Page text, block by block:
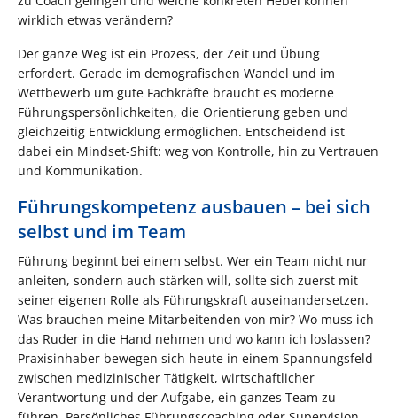
wirklich etwas verändern?
Der ganze Weg ist ein Prozess, der Zeit und Übung
erfordert. Gerade im demografischen Wandel und im
Wettbewerb um gute Fachkräfte braucht es moderne
Führungspersönlichkeiten, die Orientierung geben und
gleichzeitig Entwicklung ermöglichen. Entscheidend ist
dabei ein Mindset-Shift: weg von Kontrolle, hin zu Vertrauen
und Kommunikation.
Führungskompetenz ausbauen – bei sich
selbst und im Team
Führung beginnt bei einem selbst. Wer ein Team nicht nur
anleiten, sondern auch stärken will, sollte sich zuerst mit
seiner eigenen Rolle als Führungskraft auseinandersetzen.
Was brauchen meine Mitarbeitenden von mir? Wo muss ich
das Ruder in die Hand nehmen und wo kann ich loslassen?
Praxisinhaber bewegen sich heute in einem Spannungsfeld
zwischen medizinischer Tätigkeit, wirtschaftlicher
Verantwortung und der Aufgabe, ein ganzes Team zu